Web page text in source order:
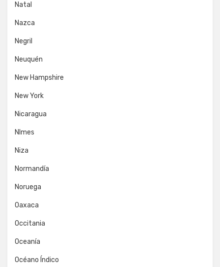
Natal
Nazca
Negril
Neuquén
New Hampshire
New York
Nicaragua
NImes
Niza
Normandía
Noruega
Oaxaca
Occitania
Oceanía
Océano Índico